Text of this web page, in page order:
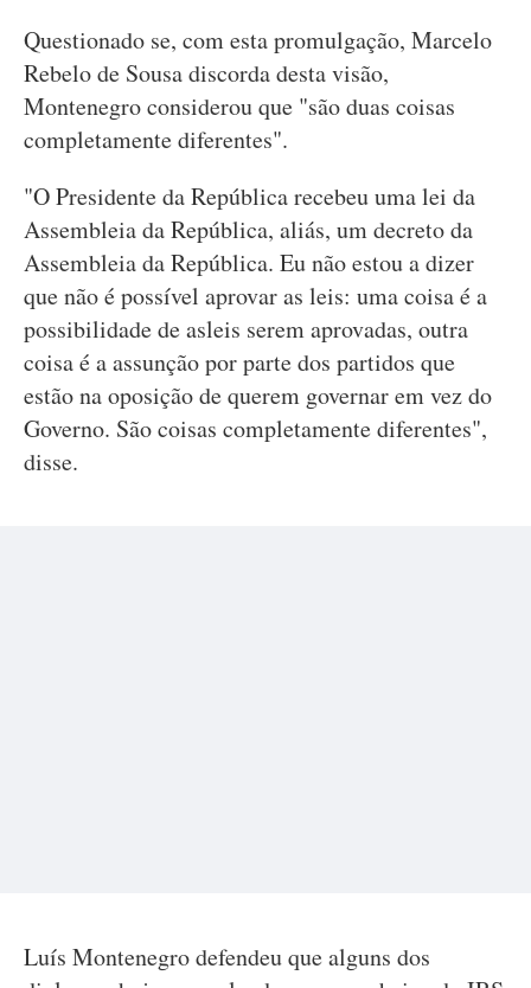
Questionado se, com esta promulgação, Marcelo
Rebelo de Sousa discorda desta visão,
Montenegro considerou que "são duas coisas
completamente diferentes".
"O Presidente da República recebeu uma lei da
Assembleia da República, aliás, um decreto da
Assembleia da República. Eu não estou a dizer
que não é possível aprovar as leis: uma coisa é a
possibilidade de asleis serem aprovadas, outra
coisa é a assunção por parte dos partidos que
estão na oposição de querem governar em vez do
Governo. São coisas completamente diferentes",
disse.
Luís Montenegro defendeu que alguns dos